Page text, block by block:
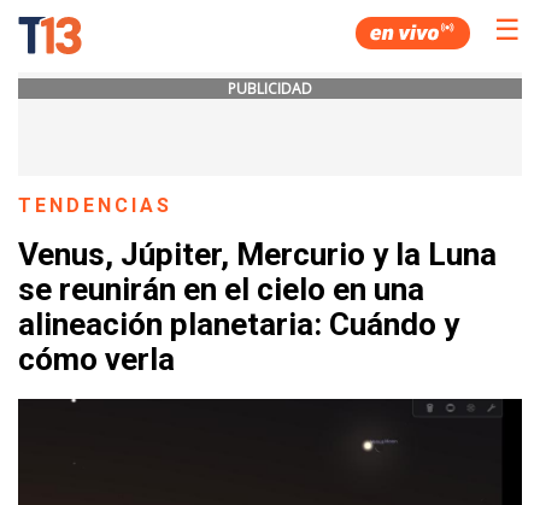
☰
PUBLICIDAD
TENDENCIAS
Venus, Júpiter, Mercurio y la Luna
se reunirán en el cielo en una
alineación planetaria: Cuándo y
cómo verla